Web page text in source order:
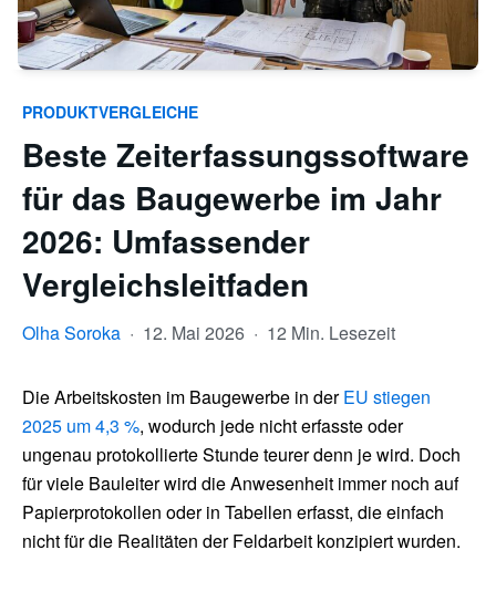
PRODUKTVERGLEICHE
Beste Zeiterfassungssoftware
für das Baugewerbe im Jahr
2026: Umfassender
Vergleichsleitfaden
Olha Soroka · 12. Mai 2026 · 12 Min. Lesezeit
Die Arbeitskosten im Baugewerbe in derEU stiegen
2025 um 4,3 %, wodurch jede nicht erfasste oder
ungenau protokollierte Stunde teurer denn je wird. Doch
für viele Bauleiter wird die Anwesenheit immer noch auf
Papierprotokollen oder in Tabellen erfasst, die einfach
nicht für die Realitäten der Feldarbeit konzipiert wurden.